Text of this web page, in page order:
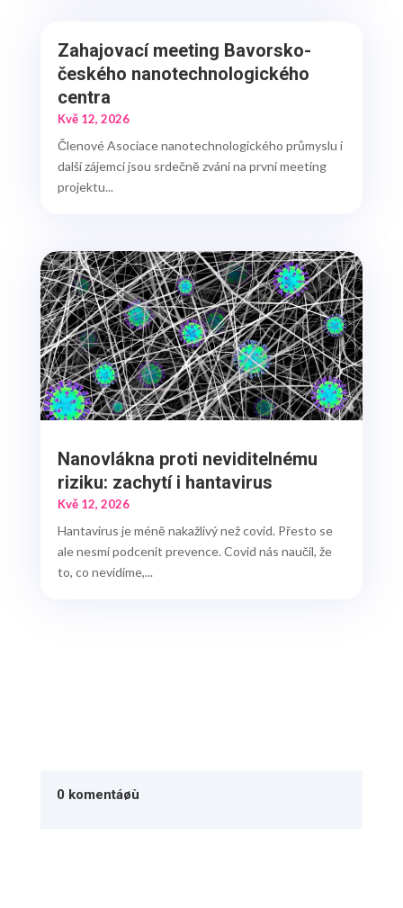
Zahajovací meeting Bavorsko-
českého nanotechnologického
centra
Kvě 12, 2026
Členové Asociace nanotechnologického průmyslu i
další zájemci jsou srdečně zváni na první meeting
projektu...
Nanovlákna proti neviditelnému
riziku: zachytí i hantavirus
Kvě 12, 2026
Hantavirus je méně nakažlivý než covid. Přesto se
ale nesmí podcenit prevence. Covid nás naučil, že
to, co nevidíme,...
0 komentáøù